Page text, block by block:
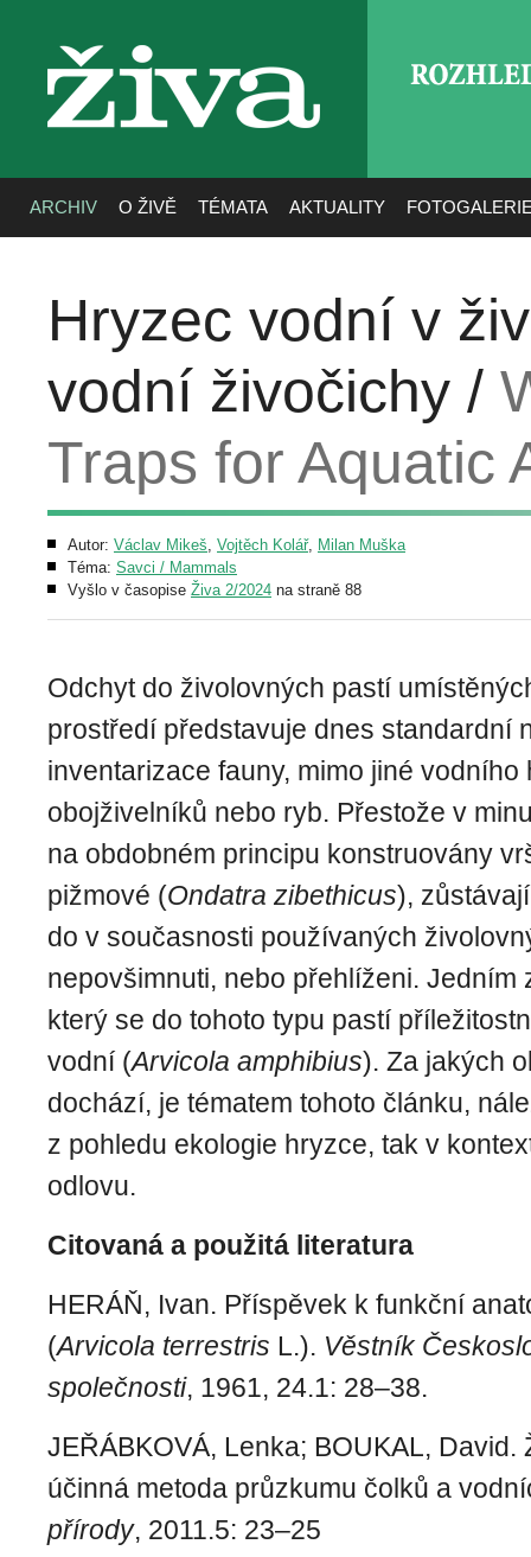
živa
ARCHIV O ŽIVĚ TÉMATA AKTUALITY
Hryzec vodní v
vodní živočichy /
Traps for Aquatic
Autor: Václav Mikeš, Vojtěch Kolář, Milan Muška
Téma: Savci / Mammals
Vyšlo v časopise Živa 2/2024 na straně 88
Odchyt do živolovných pastí
prostředí představuje dnes standardní
inventarizace fauny, mimo jiné vodního
obojživelníků nebo ryb. Přestože v
na obdobném principu konstruovány
pižmové (Ondatra zibethicus),
do v současnosti používaných
nepovšimnuti, nebo přehlíženi. Jedním
který se do tohoto typu pastí
vodní (Arvicola amphibius). Za jakých
dochází, je tématem tohoto článku,
z pohledu ekologie hryzce, tak v
odlovu.
Citovaná a použitá literatura
HERÁŇ, Ivan. Příspěvek k funkční
(Arvicola terrestris L.). Věstník
společnosti, 1961, 24.1: 28–38.
JEŘÁBKOVÁ, Lenka; BOUKAL, David.
účinná metoda průzkumu čolků a
přírody, 2011.5: 23–25